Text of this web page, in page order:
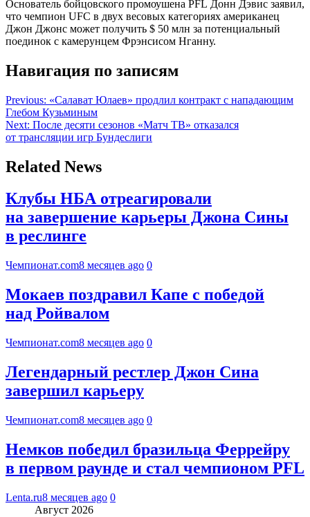
Основатель бойцовского промоушена PFL Донн Дэвис заявил,
что чемпион UFC в двух весовых категориях американец
Джон Джонс может получить $ 50 млн за потенциальный
поединок с камерунцем Фрэнсисом Нганну.
Навигация по записям
Previous: «Салават Юлаев» продлил контракт с нападающим
Глебом Кузьминым
Next: После десяти сезонов «Матч ТВ» отказался
от трансляции игр Бундеслиги
Related News
Клубы НБА отреагировали
на завершение карьеры Джона Сины
в реслинге
Чемпионат.com8 месяцев ago 0
Мокаев поздравил Капе с победой
над Ройвалом
Чемпионат.com8 месяцев ago 0
Легендарный рестлер Джон Сина
завершил карьеру
Чемпионат.com8 месяцев ago 0
Немков победил бразильца Феррейру
в первом раунде и стал чемпионом PFL
Lenta.ru8 месяцев ago 0
Август 2026